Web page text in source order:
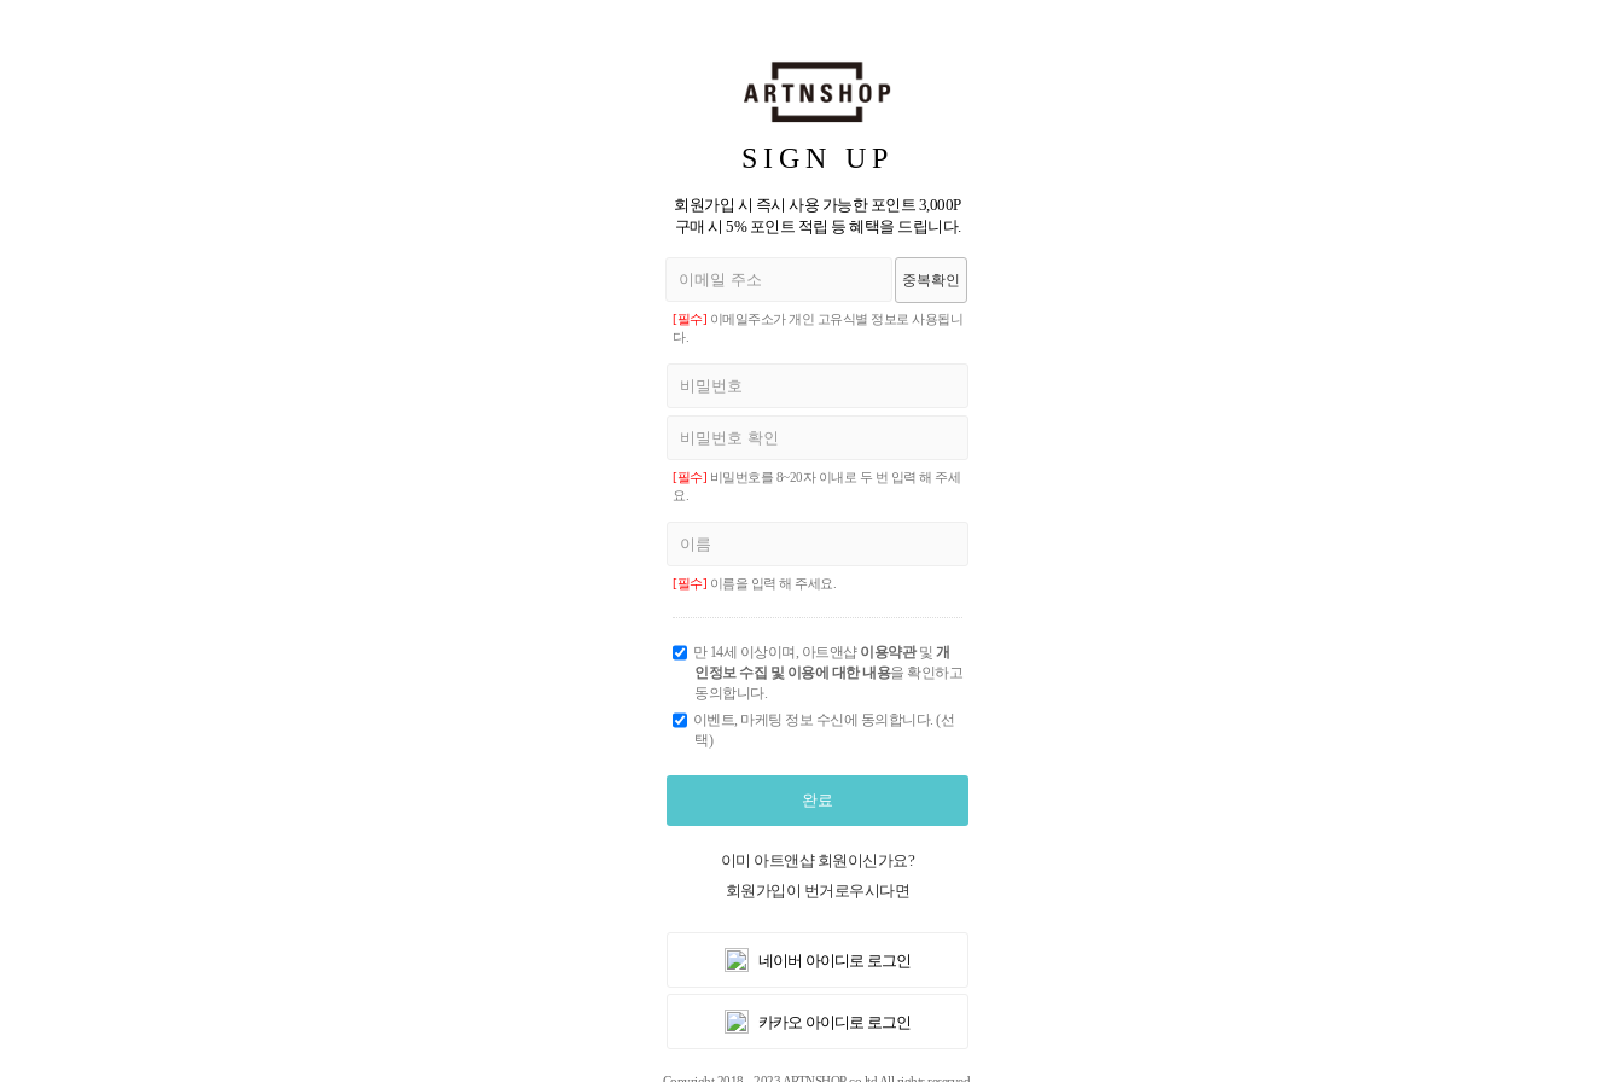
SIGN UP
회원가입 시 즉시 사용 가능한 포인트 3,000P
구매 시 5% 포인트 적립 등 혜택을 드립니다.
중복확인
[필수] 이메일주소가 개인 고유식별 정보로 사용됩니
다.
[필수] 비밀번호를 8~20자 이내로 두 번 입력 해 주세
요.
[필수] 이름을 입력 해 주세요.
만 14세 이상이며, 아트앤샵 이용약관및 개
인정보 수집 및 이용에 대한 내용을 확인하고
동의합니다.
이벤트, 마케팅 정보 수신에 동의합니다. (선
택)
완료
이미 아트앤샵 회원이신가요?
회원가입이 번거로우시다면
네이버 아이디로 로그인
카카오 아이디로 로그인